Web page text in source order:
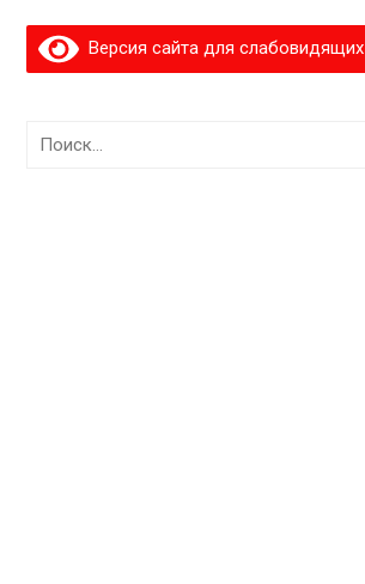
Версия сайта для слабовидящих
Найти: